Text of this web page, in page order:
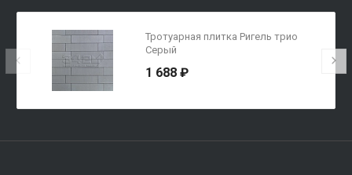
Тротуарная плитка Ригель трио
Серый
1 688 ₽